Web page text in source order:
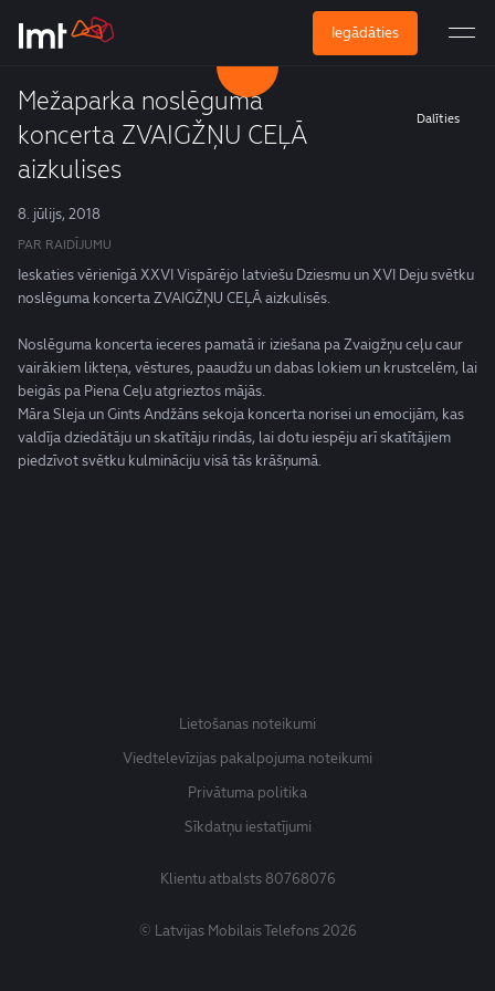
Iegādāties
Mežaparka noslēguma
koncerta ZVAIGŽŅU CEĻĀ
aizkulises
Dalīties
8. jūlijs, 2018
PAR RAIDĪJUMU
Ieskaties vērienīgā XXVI Vispārējo latviešu Dziesmu un XVI Deju svētku
noslēguma koncerta ZVAIGŽŅU CEĻĀ aizkulisēs.
Noslēguma koncerta ieceres pamatā ir iziešana pa Zvaigžņu ceļu caur
vairākiem likteņa, vēstures, paaudžu un dabas lokiem un krustcelēm, lai
beigās pa Piena Ceļu atgrieztos mājās.
Māra Sleja un Gints Andžāns sekoja koncerta norisei un emocijām, kas
valdīja dziedātāju un skatītāju rindās, lai dotu iespēju arī skatītājiem
piedzīvot svētku kulmināciju visā tās krāšņumā.
Lietošanas noteikumi
Viedtelevīzijas pakalpojuma noteikumi
Privātuma politika
Sīkdatņu iestatījumi
Klientu atbalsts80768076
© Latvijas Mobilais Telefons 2026